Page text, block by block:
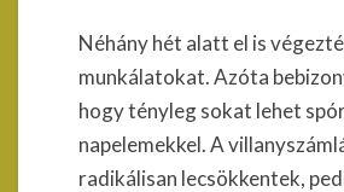
Néhány hét alatt el is
munkálatokat. Azóta
hogy tényleg sokat lehet
napelemekkel. A
radikálisan lecsökkentek,